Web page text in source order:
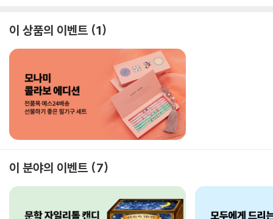
이 상품의 이벤트 1
이 분야의 이벤트 7